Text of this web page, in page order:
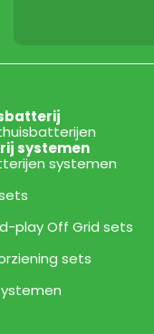
systemen
systemen
play Off Grid sets
sets